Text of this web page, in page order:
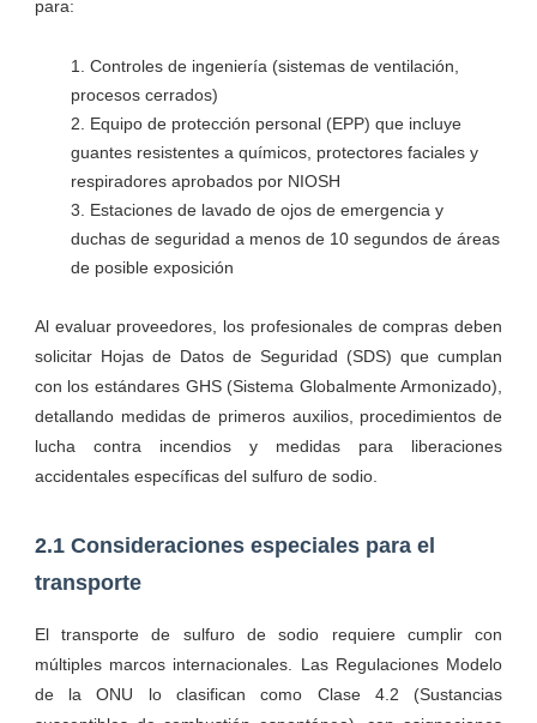
para:
Controles de ingeniería (sistemas de ventilación,
procesos cerrados)
Equipo de protección personal (EPP) que incluye
guantes resistentes a químicos, protectores faciales y
respiradores aprobados por NIOSH
Estaciones de lavado de ojos de emergencia y
duchas de seguridad a menos de 10 segundos de áreas
de posible exposición
Al evaluar proveedores, los profesionales de compras deben
solicitar Hojas de Datos de Seguridad (SDS) que cumplan
con los estándares GHS (Sistema Globalmente Armonizado),
detallando medidas de primeros auxilios, procedimientos de
lucha contra incendios y medidas para liberaciones
accidentales específicas del sulfuro de sodio.
2.1 Consideraciones especiales para el
transporte
El transporte de sulfuro de sodio requiere cumplir con
múltiples marcos internacionales. Las Regulaciones Modelo
de la ONU lo clasifican como Clase 4.2 (Sustancias